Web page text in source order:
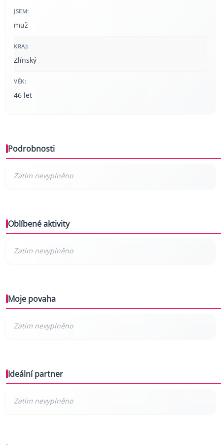
JSEM:
muž
KRAJ:
Zlínský
VĚK:
46 let
Podrobnosti
Oblíbené aktivity
Moje povaha
Ideální partner